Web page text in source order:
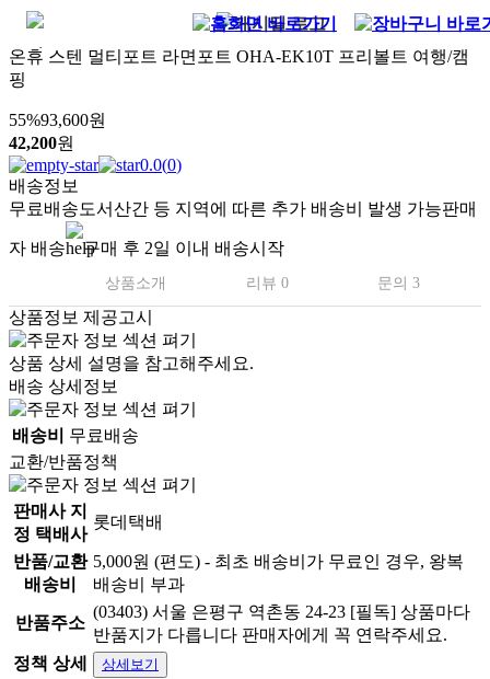
온휴 스텐 멀티포트 라면포트 OHA-EK10T 프리볼트 여행/캠
핑
55%93,600원
42,200원
0.0(0)
배송정보
무료배송도서산간 등 지역에 따른 추가 배송비 발생 가능판매
자 배송 구매 후 2일 이내 배송시작
상품소개 리뷰 0 문의 3
상품정보 제공고시
상품 상세 설명을 참고해주세요.
배송 상세정보
배송비
무료배송
교환/반품정책
판매사 지
정 택배사
롯데택배
반품/교환
배송비
5,000원 (편도) - 최초 배송비가 무료인 경우, 왕복
배송비 부과
반품주소
(03403) 서울 은평구 역촌동 24-23 [필독] 상품마다
반품지가 다릅니다 판매자에게 꼭 연락주세요.
정책 상세
상세보기